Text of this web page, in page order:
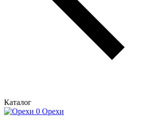
Каталог
Орехи